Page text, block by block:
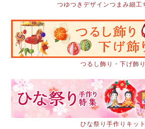
つゆつきデザインつまみ細工
つるし飾り・下げ飾り
ひな祭り手作りキット